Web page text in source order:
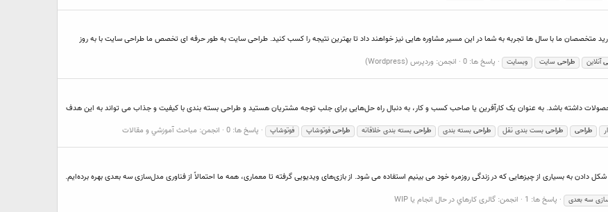
متخصصان ما با سال ها تجربه به شما در این مسیر مشاوره هایی نیز خواهند داد تا بهترین نتیجه را کسب کنید. طراحی سایت به طور حرفه ای تخصص ما طراحی سایت با به روز
آنلاین طراحی سایت وبسایت پاسخ ها: 0 انجمن: وردپرس (Wordpress)
داشته باشد. به عنوان یک کارآفرین یا صاحب کسب و کار، به دنبال راه حل‌هایی برای جلب توجه مشتریان هستید و طراحی بسته بندی با کیفیت و جذاب می تواند به این هدف
طراحی طراحی بست بندی نقل طراحی بسته بندی طراحی بسته بندی خلاقانه طراحی فوتوشاپ فوتوشاپ پاسخ ها: 0 انجمن: مباحث آموزشي و مقالات
به بسیاری از چیزهایی که در زندگی روزمره خود می بینیم استفاده می شود. از بازی‌های ویدیویی گرفته تا معماری، همه ما احتمالاً از فناوری مدل‌سازی سه بعدی بهره برده‌ایم.
سه بعدی پاسخ ها: 1 انجمن: گالری كارهاي در حال انجام يا WIP